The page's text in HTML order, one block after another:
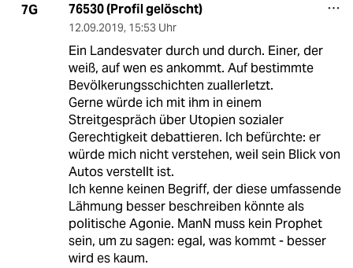
7G 76530 (Profil gelöscht)
12.09.2019, 15:53 Uhr
Ein Landesvater durch und durch. Einer, der
weiß, auf wen es ankommt. Auf bestimmte
Bevölkerungsschichten zuallerletzt.
Gerne würde ich mit ihm in einem
Streitgespräch über Utopien sozialer
Gerechtigkeit debattieren. Ich befürchte: er
würde mich nicht verstehen, weil sein Blick von
Autos verstellt ist.
Ich kenne keinen Begriff, der diese umfassende
Lähmung besser beschreiben könnte als
politische Agonie. ManN muss kein Prophet
sein, um zu sagen: egal, was kommt - besser
wird es kaum.